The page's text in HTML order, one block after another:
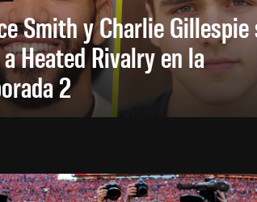
Smith y Charlie Gillespie
Heated Rivalry en la
2